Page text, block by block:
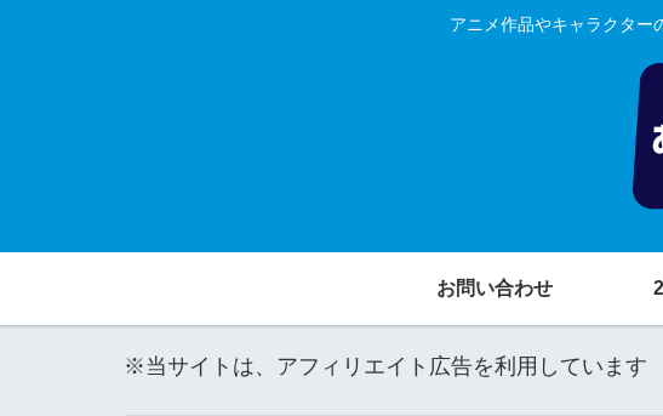
アニメ作品やキャラクター
お問い合わせ
※当サイトは、アフィリエイト広告を利用しています